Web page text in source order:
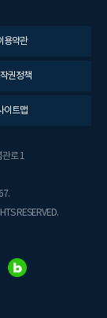
용약관
권정책
이트맵
로 1
RESERVED.